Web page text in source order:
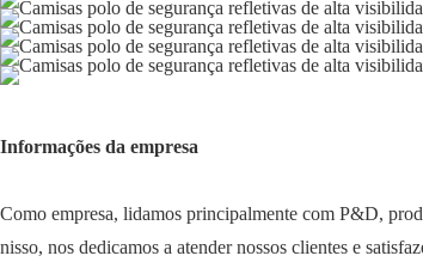
Informações da empresa
Como empresa, lidamos principalmente com P&D,
nisso, nos dedicamos a atender nossos clientes e